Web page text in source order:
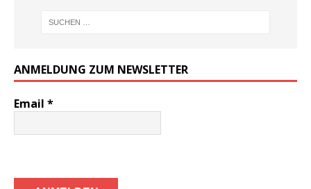
ANMELDUNG ZUM NEWSLETTER
Email *